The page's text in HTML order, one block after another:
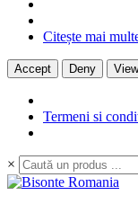
Citește mai
Accept Deny
Termeni si
×